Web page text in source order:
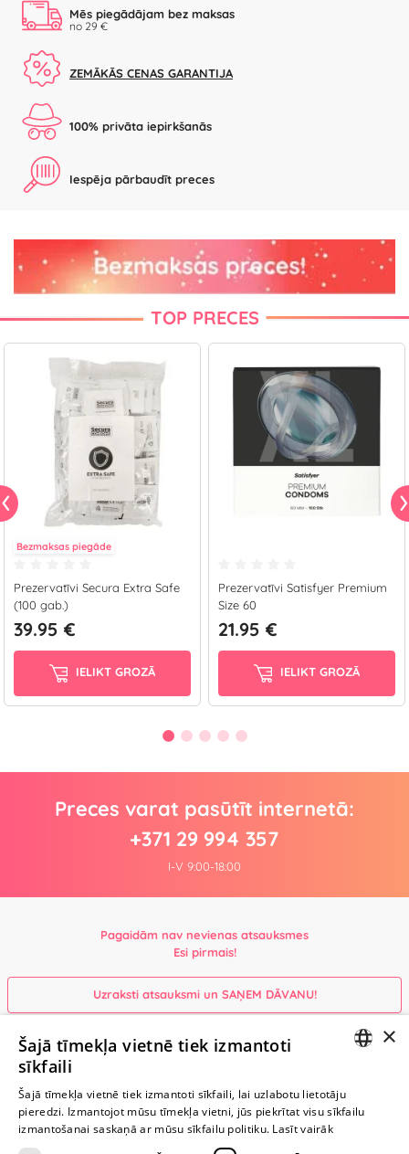
Mēs piegādājam bez maksas
no 29 €
ZEMĀKĀS CENAS GARANTIJA
100% privāta iepirkšanās
Iespēja pārbaudīt preces
TOP PRECES
Bezmaksas piegāde
Prezervatīvi Secura Extra Safe
(100 gab.)
39.95 €
IELIKT GROZĀ
Prezervatīvi Satisfyer Premium
Size 60
21.95 €
IELIKT GROZĀ
Preces varat pasūtīt internetā:
+371 29 994 357
I-V 9:00-18:00
Pagaidām nav nevienas atsauksmes
Esi pirmais!
Uzraksti atsauksmi un SAŅEM DĀVANU!
Ievērībai: Yesyes.lv satur atklātu seksuālu informāciju un attēlus. Lietot
TURPINIET
ROTAĻĀTIES
RUSSIAN
×
Šajā tīmekļa vietnē tiek izmantoti
sīkfaili
Šajā tīmekļa vietnē tiek izmantoti sīkfaili, lai uzlabotu lietotāju
pieredzi. Izmantojot mūsu tīmekļa vietni, jūs piekrītat visu sīkfailu
izmantošanai saskaņā ar mūsu sīkfailu politiku. Lasīt vairāk